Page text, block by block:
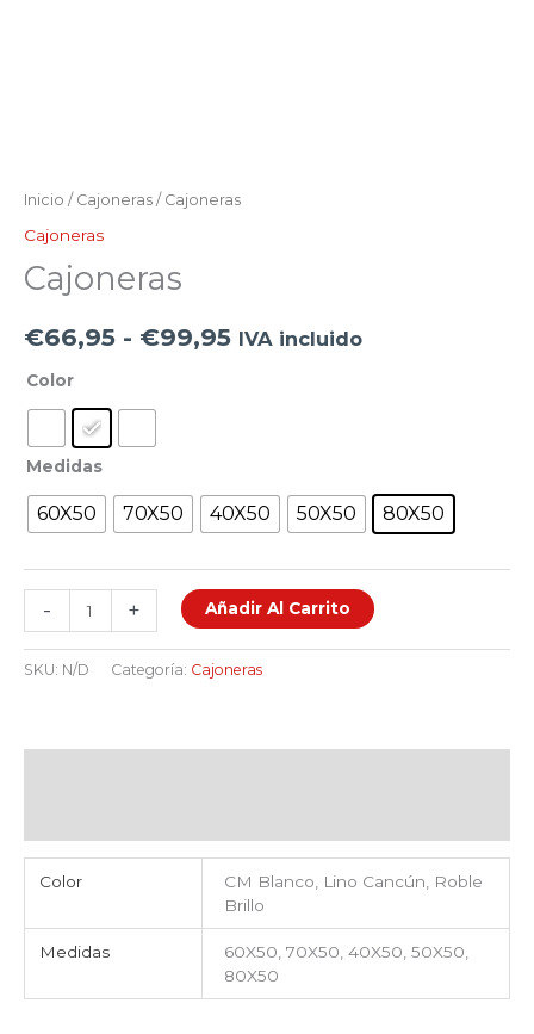
Inicio / Cajoneras / Cajoneras
Cajoneras
Cajoneras
€66,95 - €99,95 IVA incluido
Color
Medidas
60X50 70X50 40X50 50X50 80X50
- + Añadir Al Carrito
SKU: N/D Categoría: Cajoneras
Color
CM Blanco, Lino Cancún, Roble
Brillo
Medidas
60X50, 70X50, 40X50, 50X50,
80X50